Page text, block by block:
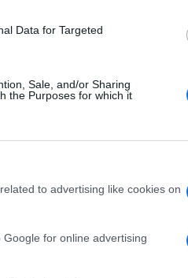
Data for Targeted
Sale, and/or Sharing
the Purposes for which it
to advertising like cookies on
for online advertising
maken dat hun
is geheven. Het
van het